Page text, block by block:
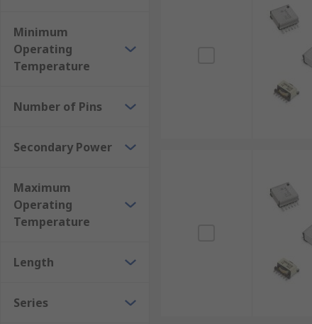
Minimum
Operating
Temperature
Number of Pins
Secondary Power
Maximum
Operating
Temperature
Length
Series